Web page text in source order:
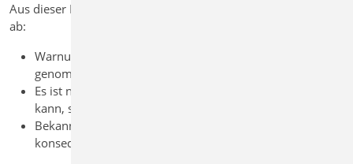
Aus dieser Erfahrung leiten wir drei klare Schlussfolgerungen
ab:
Warnungen vor Cyberangriffen müssen ernst
genommen werden.
Es ist nicht die Frage, ob ein Unternehmen betroffen sein
kann, sondern wann und in welcher Form.
Bekannte Empfehlungen helfen nur, wenn sie
konsequent umgesetzt werden.